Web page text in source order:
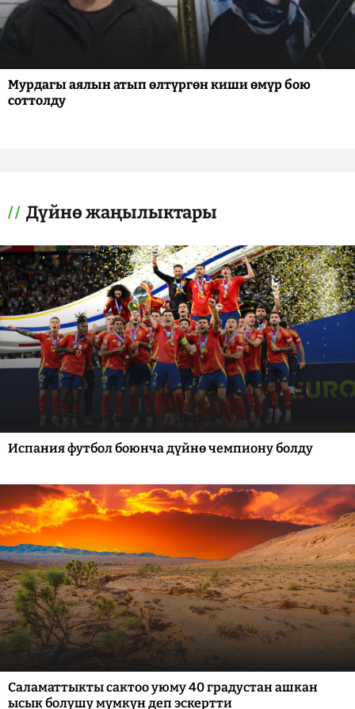
Мурдагы аялын атып өлтүргөн киши өмүр бою
соттолду
Дүйнө жаңылыктары
Испания футбол боюнча дүйнө чемпиону болду
Саламаттыкты сактоо уюму 40 градустан ашкан
ысык болушу мүмкүн деп эскертти